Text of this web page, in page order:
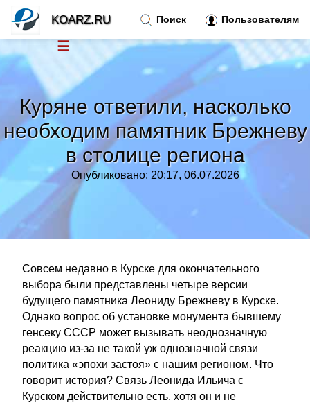
Куряне ответили, насколько
необходим памятник Брежневу
в столице региона
Опубликовано: 20:17, 06.07.2026
Совсем недавно в Курске для окончательного
выбора были представлены четыре версии
будущего памятника Леониду Брежневу в Курске.
Однако вопрос об установке монумента бывшему
генсеку СССР может вызывать неоднозначную
реакцию из-за не такой уж однозначной связи
политика «эпохи застоя» с нашим регионом. Что
говорит история? Связь Леонида Ильича с
Курском действительно есть, хотя он и не
Поиск Пользователям
KOARZ.RU
☰
Новости
Тренды новостей»
Рубрики»
Правила »
Контакт»